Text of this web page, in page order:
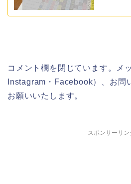
コメント欄を閉じています。メ
Instagram・Facebook）、お問
お願いいたします。
スポンサーリン